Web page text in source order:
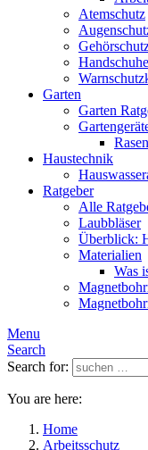
Atemschutz
Handschuhe
Garten
Garten
Haustechnik
Ratgeber
Alle
Laubbläser
Überblick:
Materialien
Was
Menu
Search
Search for:
You are here:
Home
Arbeitsschutz